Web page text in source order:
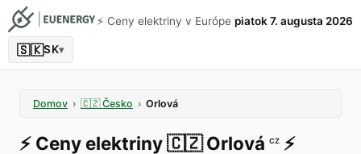
⚡️ Ceny elektriny v Európe piatok 7. augusta 2026
🇸🇰SK▾
Domov › 🇨🇿 Česko › Orlová
⚡️ Ceny elektriny🇨🇿 Orlová CZ ⚡️